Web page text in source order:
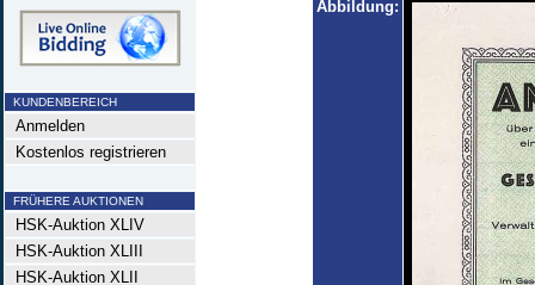
KUNDENBEREICH
Anmelden
Kostenlos registrieren
FRÜHERE AUKTIONEN
HSK-Auktion XLIV
HSK-Auktion XLIII
HSK-Auktion XLII
Abbildung: